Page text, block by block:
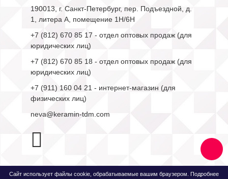
190013, г. Санкт-Петербург, пер. Подъездной, д.
1, литера А, помещение 1Н/6Н
+7 (812) 670 85 17 - отдел оптовых продаж (для
юридических лиц)
+7 (812) 670 85 18 - отдел оптовых продаж (для
юридических лиц)
+7 (911) 160 04 21 - интернет-магазин (для
физических лиц)
neva@keramin-tdm.com
Сайт использует файлы cookie, обрабатываемые вашим браузером. Подробнее